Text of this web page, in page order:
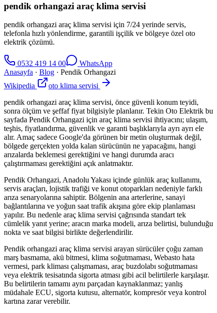
pendik orhangazi araç klima servisi
pendik orhangazi araç klima servisi için 7/24 yerinde servis,
telefonla hızlı yönlendirme, garantili işçilik ve bölgeye özel oto
elektrik çözümü.
0532 419 14 00
WhatsApp
Anasayfa · Blog · Pendik Orhangazi
Wikipedia
oto klima servisi
pendik orhangazi araç klima servisi, önce güvenli konum teyidi,
sonra ölçüm ve şeffaf fiyat bilgisiyle planlanır. Tekin Oto Elektrik bu
sayfada Pendik Orhangazi için araç klima servisi ihtiyacını; ulaşım,
teşhis, fiyatlandırma, güvenlik ve garanti başlıklarıyla ayrı ayrı ele
alır. Amaç sadece Google'da görünen bir metin oluşturmak değil,
bölgede gerçekten yolda kalan sürücünün ne yapacağını, hangi
arızalarda beklemesi gerektiğini ve hangi durumda aracı
çalıştırmaması gerektiğini açık anlatmaktır.
Pendik Orhangazi, Anadolu Yakası içinde günlük araç kullanımı,
servis araçları, lojistik trafiği ve konut otoparkları nedeniyle farklı
arıza senaryolarına sahiptir. Bölgenin ana arterlerine, sanayi
bağlantılarına ve yoğun saat trafik akışına göre ekip planlaması
yapılır. Bu nedenle araç klima servisi çağrısında standart tek
cümlelik yanıt yerine; aracın marka modeli, arıza belirtisi, bulunduğu
nokta ve saat bilgisi birlikte değerlendirilir.
Pendik orhangazi araç klima servisi arayan sürücüler çoğu zaman
marş basmama, akü bitmesi, klima soğutmaması, Webasto hata
vermesi, park kliması çalışmaması, araç buzdolabı soğutmaması
veya elektrik tesisatında sigorta atması gibi acil belirtilerle karşılaşır.
Bu belirtilerin tamamı aynı parçadan kaynaklanmaz; yanlış
müdahale ECU, sigorta kutusu, alternatör, kompresör veya kontrol
kartına zarar verebilir.